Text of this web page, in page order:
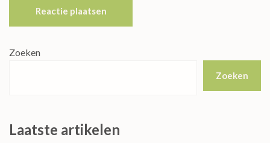
Zoeken
Zoeken
Laatste artikelen